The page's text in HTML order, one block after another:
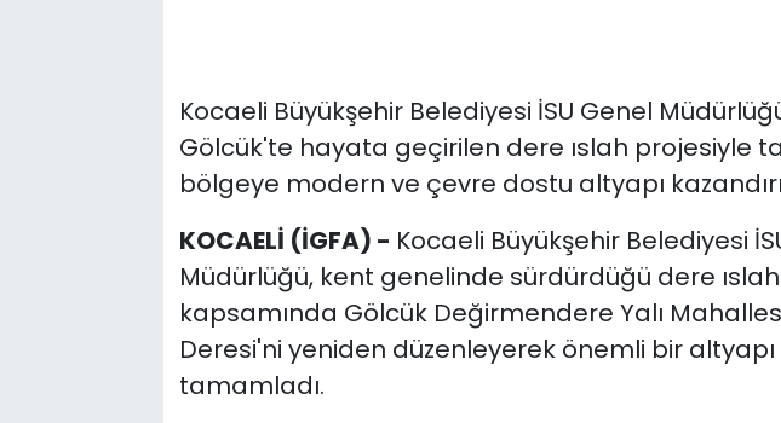
Kocaeli Büyükşehir Belediyesi İSU Genel
Gölcük'te hayata geçirilen dere ıslah projesiyle
bölgeye modern ve çevre dostu altyapı
KOCAELİ (İGFA) - Kocaeli Büyükşehir Belediyesi
Müdürlüğü, kent genelinde sürdürdüğü dere ıslah
kapsamında Gölcük Değirmendere Yalı
Deresi'ni yeniden düzenleyerek önemli bir altyapı
tamamladı.